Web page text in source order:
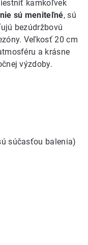
kamkoľvek
sú meniteľné, sú
bezúdržbovú
Veľkosť 20 cm
a krásne
výzdoby.
súčasťou balenia)